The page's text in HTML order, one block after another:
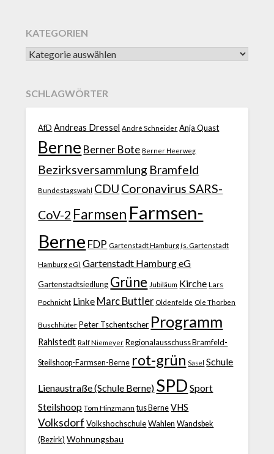
KATEGORIEN
SCHLAGWÖRTER
AfD Andreas Dressel André Schneider Anja Quast
Berne Berner Bote Berner Heerweg
Bezirksversammlung Bramfeld
Bundestagswahl CDU Coronavirus SARS-
CoV-2 Farmsen Farmsen-
Berne FDP Gartenstadt Hamburg (s. Gartenstadt
Hamburg eG) Gartenstadt Hamburg eG
Gartenstadtsiedlung Grüne Jubiläum Kirche Lars
Pochnicht Linke Marc Buttler Oldenfelde Ole Thorben
Buschhüter Peter Tschentscher Programm
Rahlstedt Ralf Niemeyer Regionalausschuss Bramfeld-
Steilshoop-Farmsen-Berne rot-grün Sasel Schule
Lienaustraße (Schule Berne) SPD Sport
Steilshoop Tom Hinzmann tus Berne VHS
Volksdorf Volkshochschule Wahlen Wandsbek
(Bezirk) Wohnungsbau